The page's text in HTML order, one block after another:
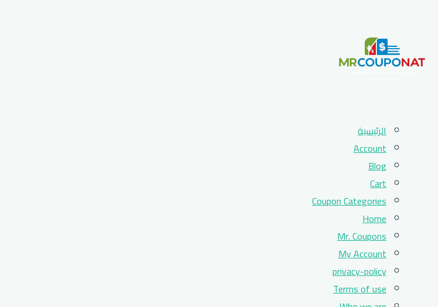
الرئيسية
Account
Blog
Cart
Coupon Categories
Home
Mr. Coupons
My Account
privacy-policy
Terms of use